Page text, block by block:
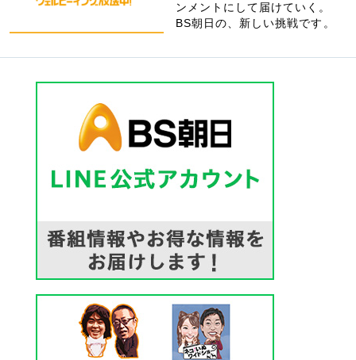
ンメントにして届けていく。
BS朝日の、新しい挑戦です。